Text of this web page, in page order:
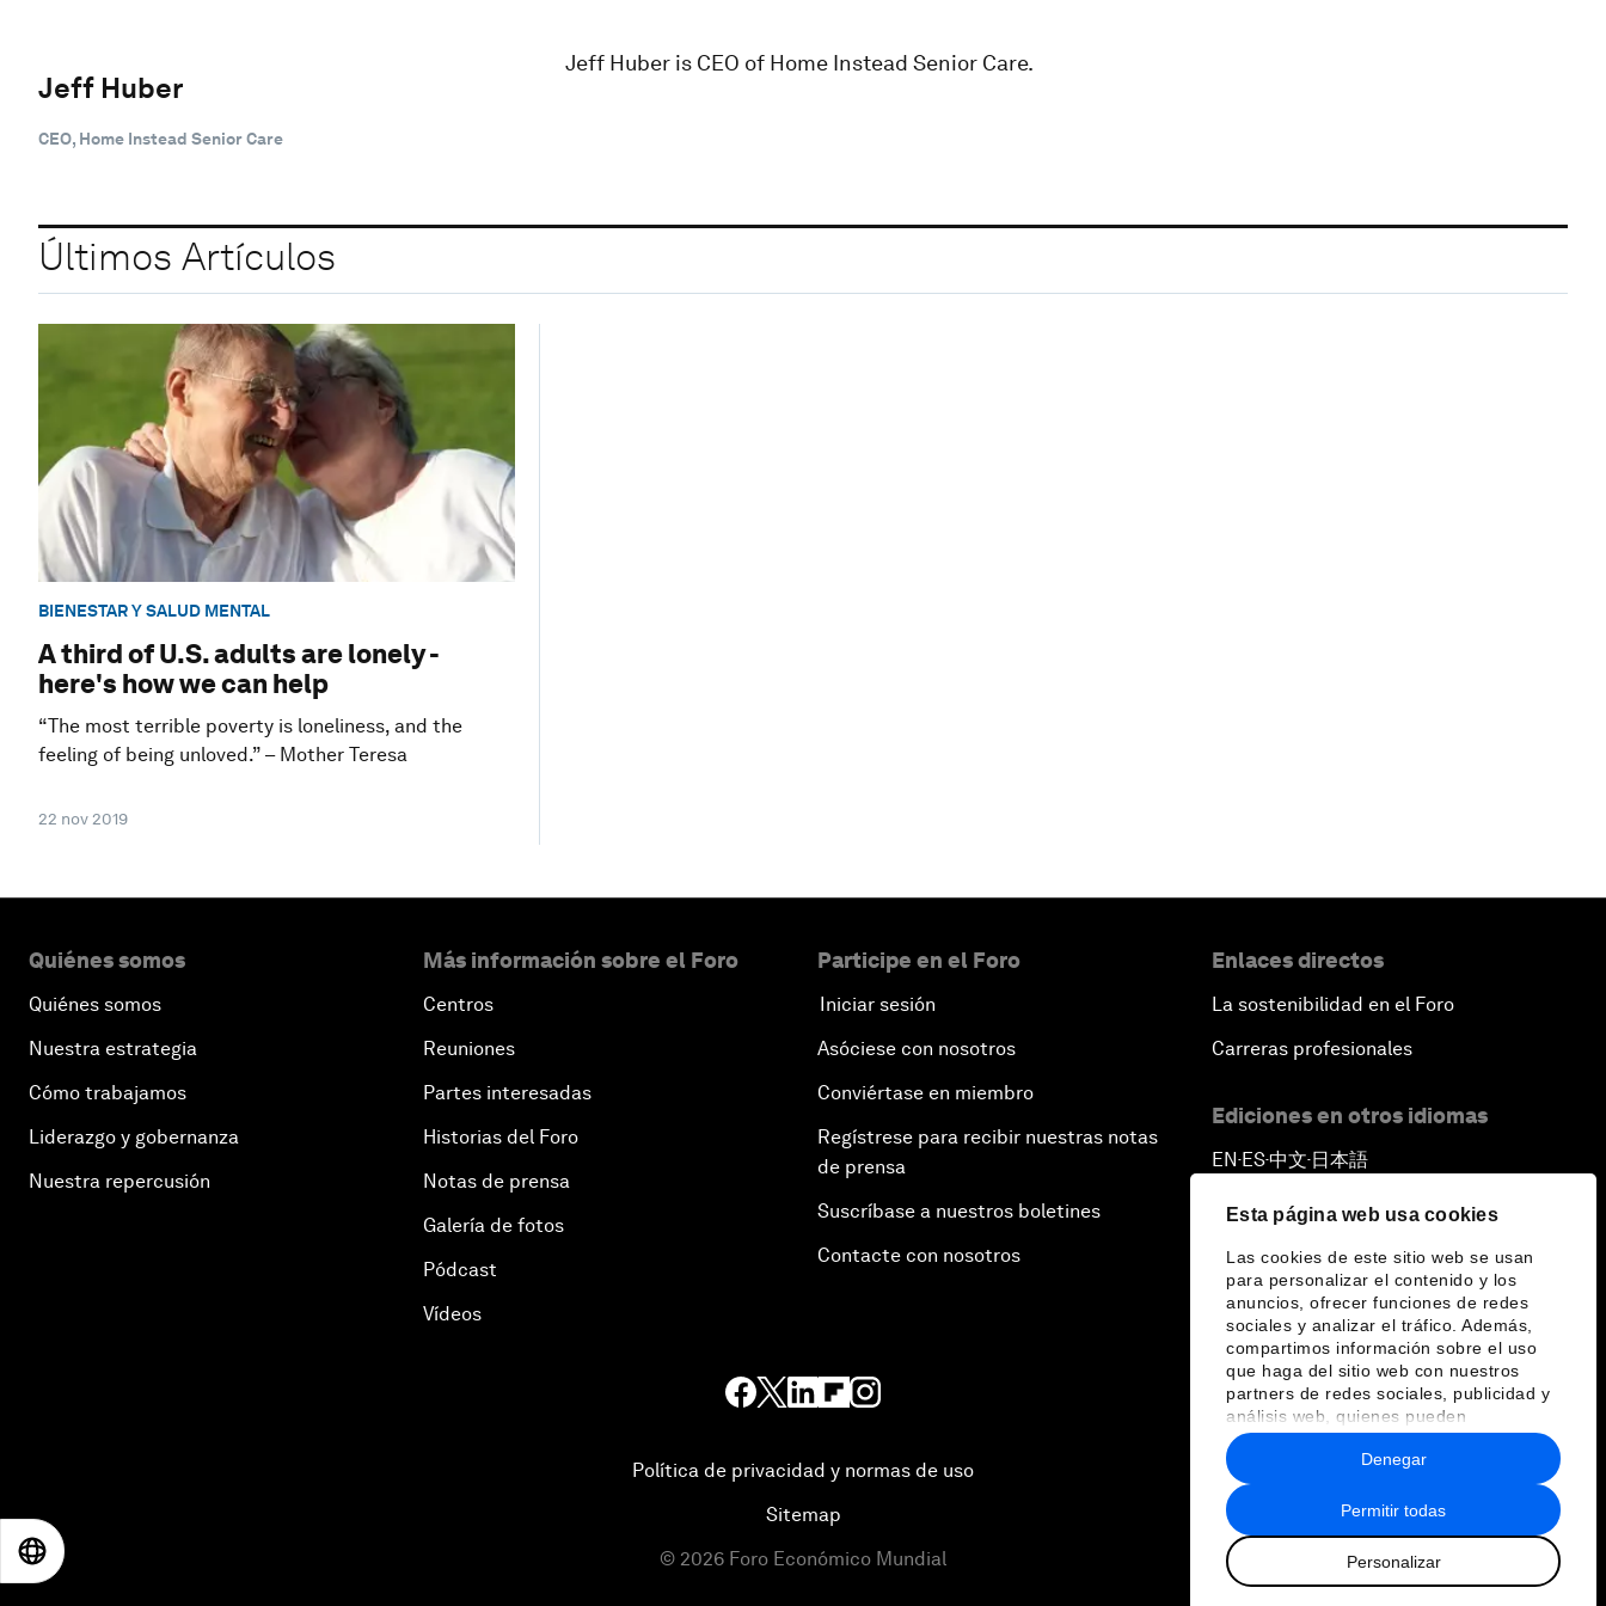
Esta página web usa cookies
Las cookies de este sitio web se usan
para personalizar el contenido y los
anuncios, ofrecer funciones de redes
sociales y analizar el tráfico. Además,
compartimos información sobre el uso
que haga del sitio web con nuestros
partners de redes sociales, publicidad y
análisis web, quienes pueden
combinarla con otra información que les
haya proporcionado o que hayan
recopilado a partir del uso que haya
hecho de sus servicios.
Permitir todas
Personalizar
Denegar
Jeff Huber
CEO, Home Instead Senior Care
Jeff Huber is CEO of Home Instead Senior Care.
Últimos Artículos
BIENESTAR Y SALUD MENTAL
A third of U.S. adults are lonely -
here's how we can help
“The most terrible poverty is loneliness, and the
feeling of being unloved.” – Mother Teresa
22 nov 2019
Quiénes somos
Quiénes somos
Nuestra estrategia
Cómo trabajamos
Liderazgo y gobernanza
Nuestra repercusión
Más información sobre el Foro
Centros
Reuniones
Partes interesadas
Historias del Foro
Notas de prensa
Galería de fotos
Pódcast
Vídeos
Participe en el Foro
Iniciar sesión
Asóciese con nosotros
Conviértase en miembro
Regístrese para recibir nuestras notas
de prensa
Suscríbase a nuestros boletines
Contacte con nosotros
Enlaces directos
La sostenibilidad en el Foro
Carreras profesionales
Ediciones en otros idiomas
EN ▪ ES▪中文▪ 日本語
Política de privacidad y normas de uso
Sitemap
© 2026 Foro Económico Mundial